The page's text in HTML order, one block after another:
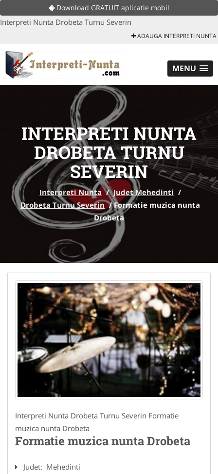
Download GRATUIT aplicatie mobil
Interpreti Nunta Drobeta Turnu Severin
ADAUGA INTERPRETI NUNTA
MENU
INTERPRETI NUNTA
DROBETA TURNU
SEVERIN
Interpreti Nunta / Judet Mehedinti /
Drobeta Turnu Severin /Formatie muzica nunta
Drobeta
Interpreti Nunta Drobeta Turnu Severin Formatie
muzica nunta Drobeta
Formatie muzica nunta Drobeta
Judet: Mehedinti